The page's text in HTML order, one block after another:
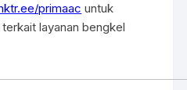
primaac untuk
layanan bengkel